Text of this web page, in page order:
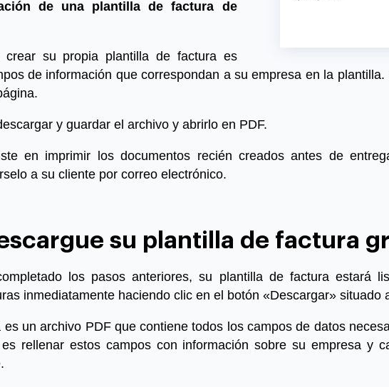
de una plantilla de factura de
crear su propia plantilla de factura es
de información que correspondan a su empresa en la
y guardar el archivo y abrirlo en PDF.
en imprimir los documentos recién creados antes de
a su cliente por correo electrónico.
su plantilla de factura
los pasos anteriores, su plantilla de factura estará
inmediatamente haciendo clic en el botón «Descargar» situado
un archivo PDF que contiene todos los campos de datos
rellenar estos campos con información sobre su empresa y